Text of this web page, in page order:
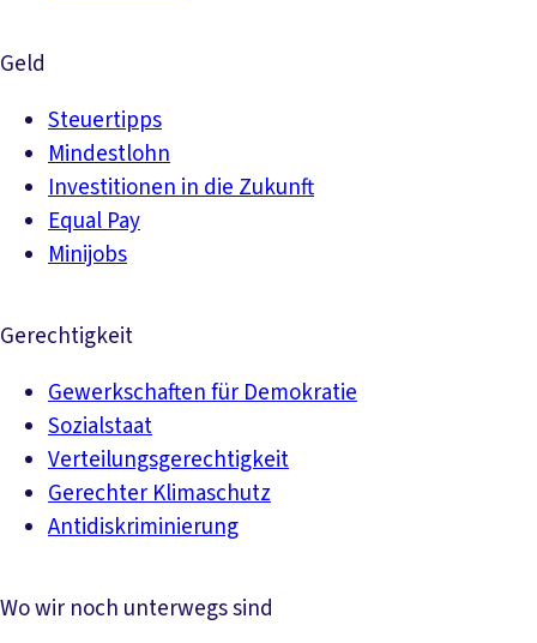
Geld
Steuertipps
Mindestlohn
Investitionen in die Zukunft
Equal Pay
Minijobs
Gerechtigkeit
Gewerkschaften für Demokratie
Sozialstaat
Verteilungsgerechtigkeit
Gerechter Klimaschutz
Antidiskriminierung
Wo wir noch unterwegs sind